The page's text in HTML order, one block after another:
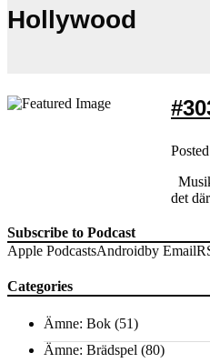
Hollywood
Posted
det
Subscribe to Podcast
Apple PodcastsAndroidby Email
Categories
Ämne: Bok (51)
Ämne: Brädspel (80)